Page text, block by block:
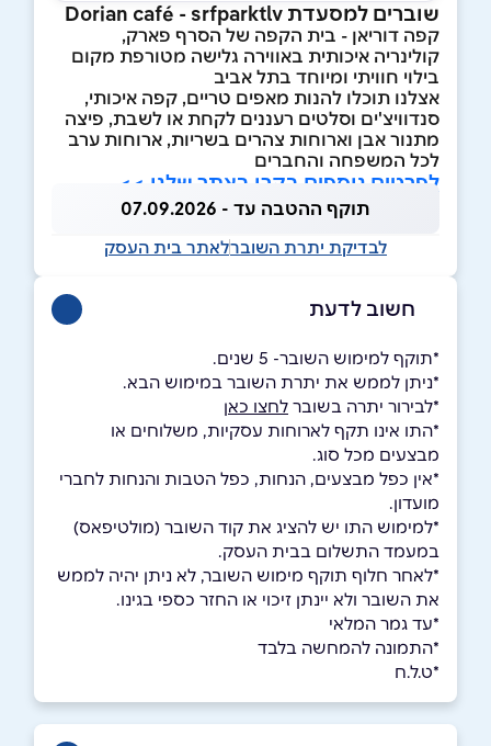
שוברים למסעדת Dorian café - srfparktlv
קפה דוריאן - בית הקפה של הסרף פארק,
קולינריה איכותית באווירה גלישה מטורפת מקום
בילוי חוויתי ומיוחד בתל אביב
אצלנו תוכלו להנות מאפים טריים, קפה איכותי,
סנדוויצ'ים וסלטים רעננים לקחת או לשבת, פיצה
מתנור אבן וארוחות צהרים בשריות, ארוחות ערב
לכל המשפחה והחברים
לפרטים נוספים בקרו באתר שלנו >>
תוקף ההטבה עד - 07.09.2026
לבדיקת יתרת השוברלאתר בית העסק
חשוב לדעת
*תוקף למימוש השובר- 5 שנים.
*ניתן לממש את יתרת השובר במימוש הבא.
*לבירור יתרה בשובר לחצו כאן
*התו אינו תקף לארוחות עסקיות, משלוחים או
מבצעים מכל סוג.
*אין כפל מבצעים, הנחות, כפל הטבות והנחות לחברי
מועדון.
*למימוש התו יש להציג את קוד השובר (מולטיפאס)
במעמד התשלום בבית העסק.
*לאחר חלוף תוקף מימוש השובר, לא ניתן יהיה לממש
את השובר ולא יינתן זיכוי או החזר כספי בגינו.
*עד גמר המלאי
*התמונה להמחשה בלבד
*ט.ל.ח